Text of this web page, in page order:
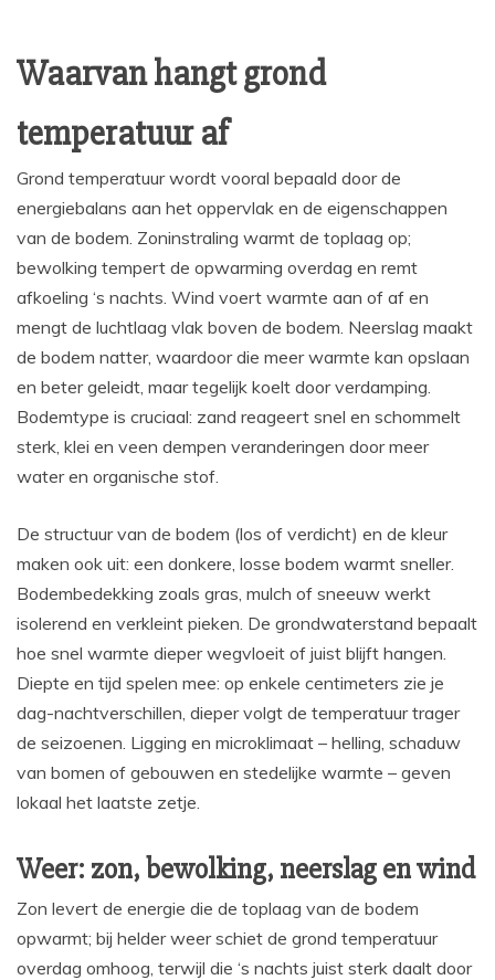
Waarvan hangt grond
temperatuur af
Grond temperatuur wordt vooral bepaald door de
energiebalans aan het oppervlak en de eigenschappen
van de bodem. Zoninstraling warmt de toplaag op;
bewolking tempert de opwarming overdag en remt
afkoeling ‘s nachts. Wind voert warmte aan of af en
mengt de luchtlaag vlak boven de bodem. Neerslag maakt
de bodem natter, waardoor die meer warmte kan opslaan
en beter geleidt, maar tegelijk koelt door verdamping.
Bodemtype is cruciaal: zand reageert snel en schommelt
sterk, klei en veen dempen veranderingen door meer
water en organische stof.
De structuur van de bodem (los of verdicht) en de kleur
maken ook uit: een donkere, losse bodem warmt sneller.
Bodembedekking zoals gras, mulch of sneeuw werkt
isolerend en verkleint pieken. De grondwaterstand bepaalt
hoe snel warmte dieper wegvloeit of juist blijft hangen.
Diepte en tijd spelen mee: op enkele centimeters zie je
dag-nachtverschillen, dieper volgt de temperatuur trager
de seizoenen. Ligging en microklimaat – helling, schaduw
van bomen of gebouwen en stedelijke warmte – geven
lokaal het laatste zetje.
Weer: zon, bewolking, neerslag en wind
Zon levert de energie die de toplaag van de bodem
opwarmt; bij helder weer schiet de grond temperatuur
overdag omhoog, terwijl die ‘s nachts juist sterk daalt door